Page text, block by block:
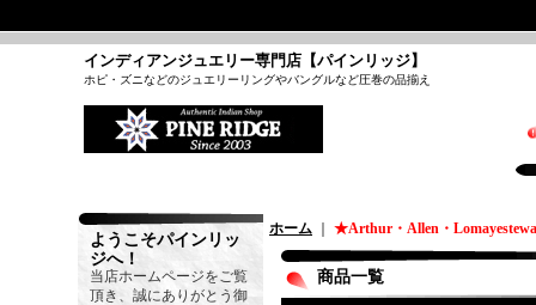
インディアンジュエリー専門店【パインリッジ】
ホピ・ズニなどのジュエリーリングやバングルなど圧巻の品揃え
ようこそパインリッ
ジへ！
当店ホームページをご覧
頂き、誠にありがとう御
ホーム ★Arthur・Allen・Lomayestewa
商品一覧